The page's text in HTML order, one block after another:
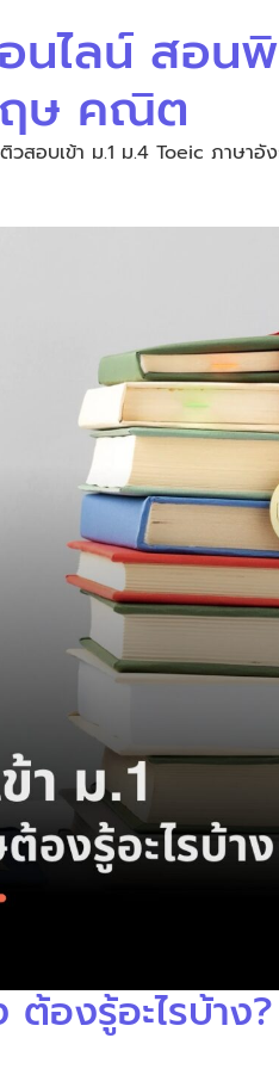
นไลน์ สอน
ฤษ คณิต
สอบเข้า ม.1 ม.4 Toeic ภาษา
ต้องรู้อะไรบ้าง?